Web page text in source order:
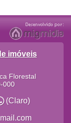
imóveis
Florestal
000
(Claro)